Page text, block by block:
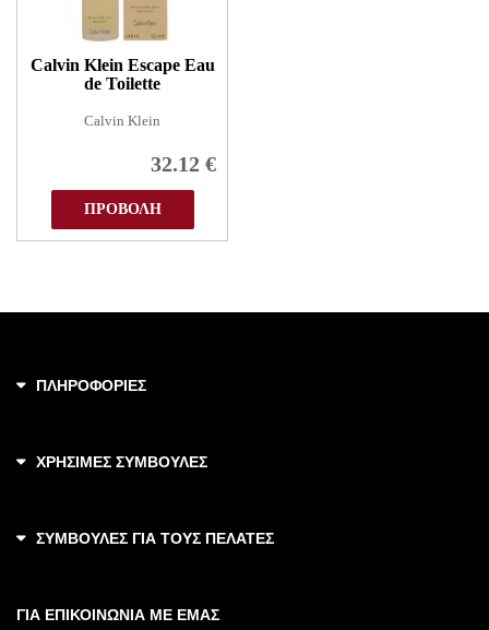
Calvin Klein Escape Eau
de Toilette
Calvin Klein
32.12 €
ΠΡΟΒΟΛΗ
ΠΛΗΡΟΦΟΡΙΕΣ
ΧΡΗΣΙΜΕΣ ΣΥΜΒΟΥΛΕΣ
ΣΥΜΒΟΥΛΕΣ ΓΙΑ ΤΟΥΣ ΠΕΛΑΤΕΣ
ΓΙΑ ΕΠΙΚΟΙΝΩΝΙΑ ΜΕ ΕΜΑΣ